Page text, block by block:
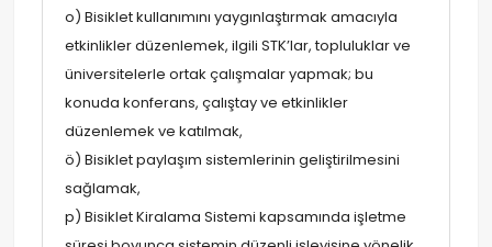
o) Bisiklet kullanımını yaygınlaştırmak amacıyla
etkinlikler düzenlemek, ilgili STK’lar, topluluklar ve
üniversitelerle ortak çalışmalar yapmak; bu
konuda konferans, çalıştay ve etkinlikler
düzenlemek ve katılmak,
ö) Bisiklet paylaşım sistemlerinin geliştirilmesini
sağlamak,
p) Bisiklet Kiralama Sistemi kapsamında işletme